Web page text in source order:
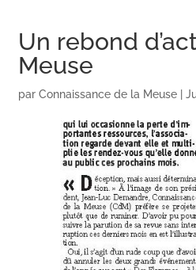
Un rebond
Meuse
parConnaissance de la Meuse |